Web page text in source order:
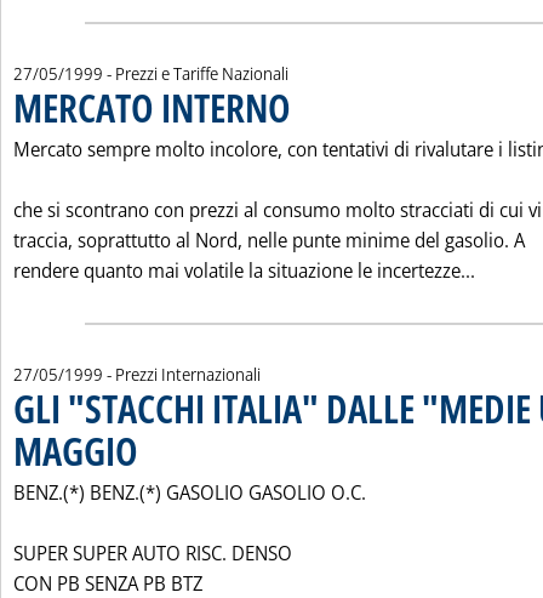
27/05/1999 - Prezzi e Tariffe Nazionali
MERCATO INTERNO
Mercato sempre molto incolore, con tentativi di rivalutare i
che si scontrano con prezzi al consumo molto stracciati di cui
traccia, soprattutto al Nord, nelle punte minime del gasolio. A
rendere quanto mai volatile la situazione le incertezze...
27/05/1999 - Prezzi Internazionali
GLI "STACCHI ITALIA" DALLE
MAGGIO
BENZ.(*) BENZ.(*) GASOLIO GASOLIO O.C.
SUPER SUPER AUTO RISC. DENSO
CON PB SENZA PB BTZ